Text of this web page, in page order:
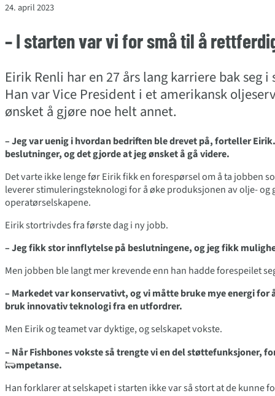
24. april 2023
– I starten var vi for små til å
Eirik Renli har en 27 års lang karriere bak seg
Han var Vice President i et amerikansk
ønsket å gjøre noe helt annet.
– Jeg var uenig i hvordan bedriften ble drevet på, forteller
beslutninger, og det gjorde at jeg ønsket å gå videre.
Det varte ikke lenge før Eirik fikk en forespørsel om å ta jobben
leverer stimuleringsteknologi for å øke produksjonen av olje-
operatørselskapene.
Eirik stortrivdes fra første dag i ny jobb.
– Jeg fikk stor innflytelse på beslutningene, og jeg fikk
Men jobben ble langt mer krevende enn han hadde forespeilet
– Markedet var konservativt, og vi måtte bruke mye energi for
bruk innovativ teknologi fra en utfordrer.
Men Eirik og teamet var dyktige, og selskapet vokste.
– Når Fishbones vokste så trengte vi en del støttefunksjoner,
kompetanse.
Han forklarer at selskapet i starten ikke var så stort at de kunne